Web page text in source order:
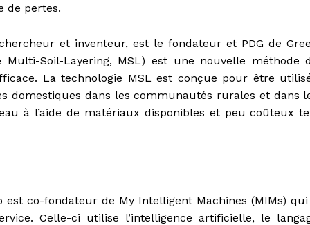
de pertes.
et inventeur, est le fondateur et PDG de
Multi-Soil-Layering, MSL) est une nouvelle méthode
La technologie MSL est conçue pour être
domestiques dans les communautés rurales et dans
à l’aide de matériaux disponibles et peu coûteux
est co-fondateur de My Intelligent Machines (MIMs) qui
Celle-ci utilise l’intelligence artificielle, le